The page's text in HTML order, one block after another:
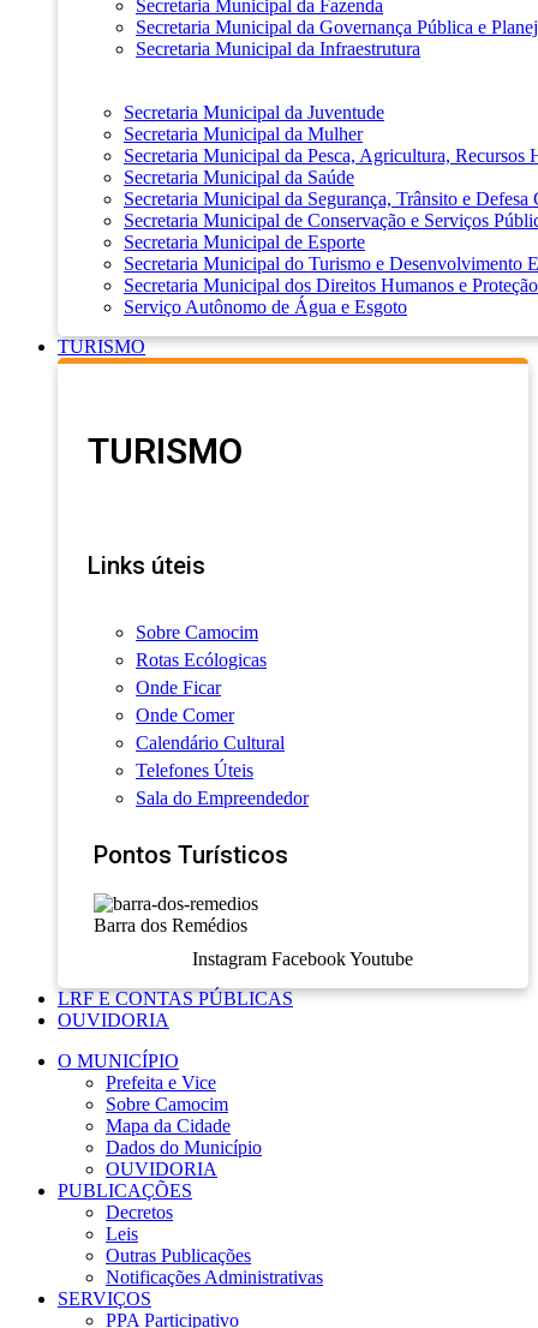
Secretaria Municipal da Fazenda
Secretaria Municipal da Governança Pública e
Secretaria Municipal da Infraestrutura
Secretaria Municipal da Juventude
Secretaria Municipal da Mulher
Secretaria Municipal da Pesca, Agricultura, Recursos
Secretaria Municipal da Saúde
Secretaria Municipal da Segurança, Trânsito e Defesa
Secretaria Municipal de Conservação e Serviços
Secretaria Municipal de Esporte
Secretaria Municipal do Turismo e Desenvolvimento
Secretaria Municipal dos Direitos Humanos e
Serviço Autônomo de Água e Esgoto
TURISMO
TURISMO
Links úteis
Sobre Camocim
Rotas Ecólogicas
Onde Ficar
Onde Comer
Calendário Cultural
Telefones Úteis
Sala do Empreendedor
Pontos Turísticos
Barra dos Remédios
Instagram Facebook Youtube
LRF E CONTAS PÚBLICAS
OUVIDORIA
O MUNICÍPIO
Prefeita e Vice
Sobre Camocim
Mapa da Cidade
Dados do Município
OUVIDORIA
PUBLICAÇÕES
Decretos
Leis
Outras Publicações
Notificações Administrativas
SERVIÇOS
PPA Participativo